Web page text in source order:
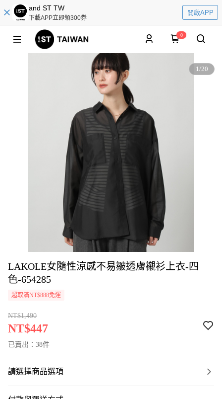
and ST TW
下載APP立即領300券
開啟APP
0
1/20
LAKOLE女隨性涼感不易皺透膚襯衫上衣-四
色-654285
超取滿NT$888免運
NT$1,490
NT$447
已賣出：38件
請選擇商品選項